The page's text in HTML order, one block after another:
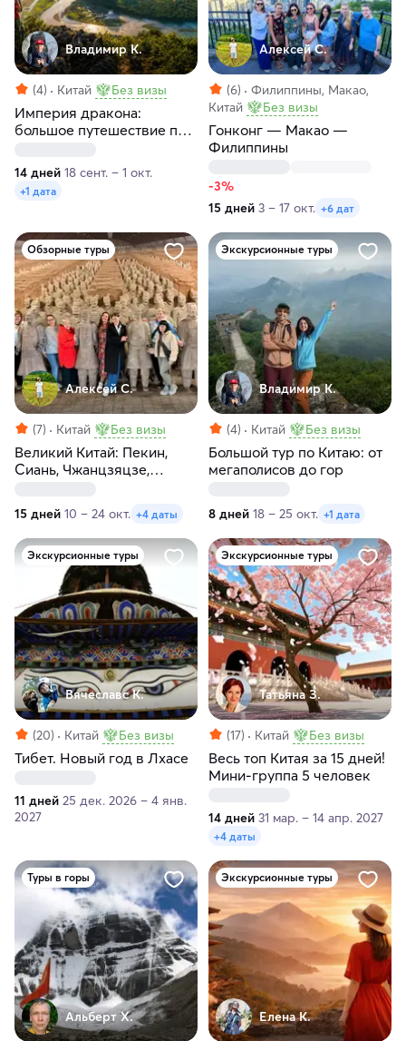
Владимир К.
(4) Китай Без визы
Империя дракона:
большое путешествие по
14 дней 18 сент. – 1 окт.
+1 дата
Алексей С.
(6)
Филиппины, Макао,
Китай
Без визы
Гонконг — Макао —
Филиппины
-3%
15 дней 3 – 17 окт. +6 дат
Обзорные туры
Алексей С.
(7) Китай Без визы
Великий Китай: Пекин,
Сиань, Чжанцзяцзе,
Хайнань
15 дней 10 – 24 окт. +4 даты
Экскурсионные туры
Владимир К.
(4) Китай Без визы
Большой тур по Китаю: от
мегаполисов до гор
8 дней 18 – 25 окт. +1 дата
Экскурсионные туры
Вячеславс К.
(20) Китай Без визы
Тибет. Новый год в Лхасе
11 дней 25 дек. 2026 – 4 янв.
2027
Экскурсионные туры
Татьяна З.
(17) Китай Без визы
Весь топ Китая за 15 дней!
Мини-группа 5 человек
14 дней 31 мар. – 14 апр. 2027
+4 даты
Туры в горы
Альберт Х.
Экскурсионные туры
Елена К.